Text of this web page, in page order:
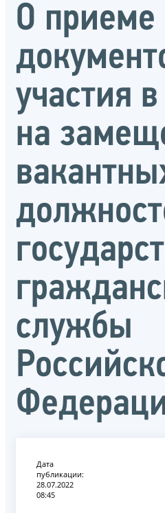
О приеме
участия
на
службы
Дата
публикации:
28.07.2022
08:45